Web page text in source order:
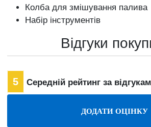
Колба для змішування палива
Набір інструментів
Відгуки
5 Середній рейтинг за